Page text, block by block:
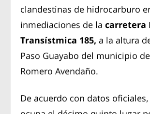
clandestinas de hidrocarburo
inmediaciones de lacarretera
Transístmica 185, a la altura
Paso Guayabo del municipio
Romero Avendaño.
De acuerdo con datos oficiales,